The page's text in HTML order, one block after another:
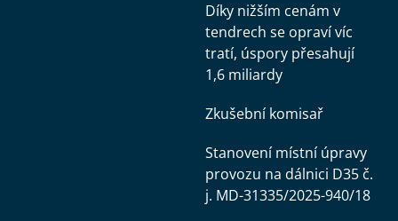
Díky nižším cenám v
tendrech se opraví víc
tratí, úspory přesahují
1,6 miliardy
Zkušební komisař
Stanovení místní úpravy
provozu na dálnici D35 č.
j. MD-31335/2025-940/18